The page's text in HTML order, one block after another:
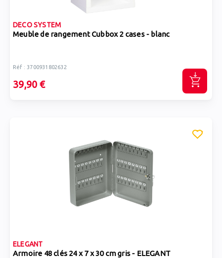
DECO SYSTEM
Meuble de rangement Cubbox 2 cases - blanc
Réf : 3700931802632
39,90 €
ELEGANT
Armoire 48 clés 24 x 7 x 30 cm gris - ELEGANT